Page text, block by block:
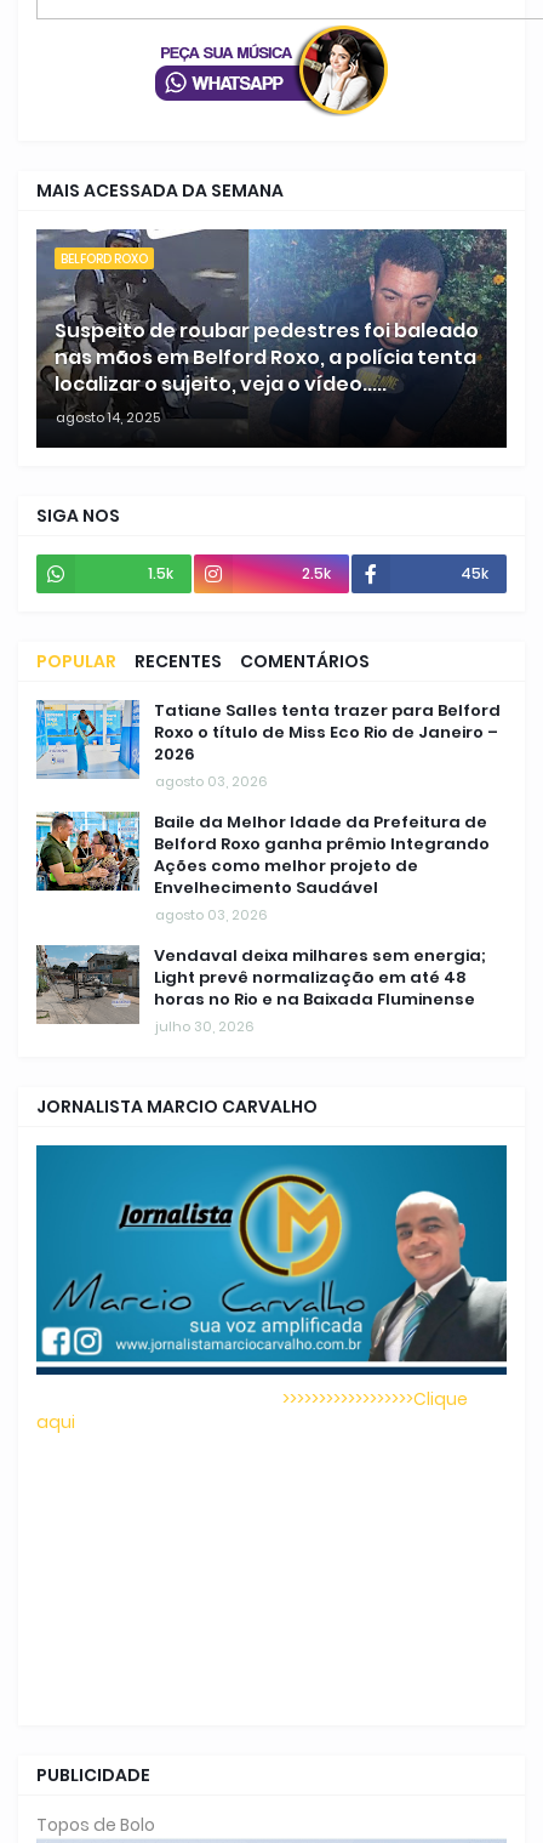
MAIS ACESSADA DA SEMANA
BELFORD ROXO
Suspeito de roubar pedestres foi baleado
nas mãos em Belford Roxo, a polícia tenta
localizar o sujeito, veja o vídeo.....
agosto 14, 2025
SIGA NOS
1.5k 2.5k 45k
POPULAR RECENTES COMENTÁRIOS
Tatiane Salles tenta trazer para Belford
Roxo o título de Miss Eco Rio de Janeiro –
2026
agosto 03, 2026
Baile da Melhor Idade da Prefeitura de
Belford Roxo ganha prêmio Integrando
Ações como melhor projeto de
Envelhecimento Saudável
agosto 03, 2026
Vendaval deixa milhares sem energia;
Light prevê normalização em até 48
horas no Rio e na Baixada Fluminense
julho 30, 2026
JORNALISTA MARCIO CARVALHO
>>>>>>>>>>>>>>>>>>Clique
aqui
PUBLICIDADE
Topos de Bolo